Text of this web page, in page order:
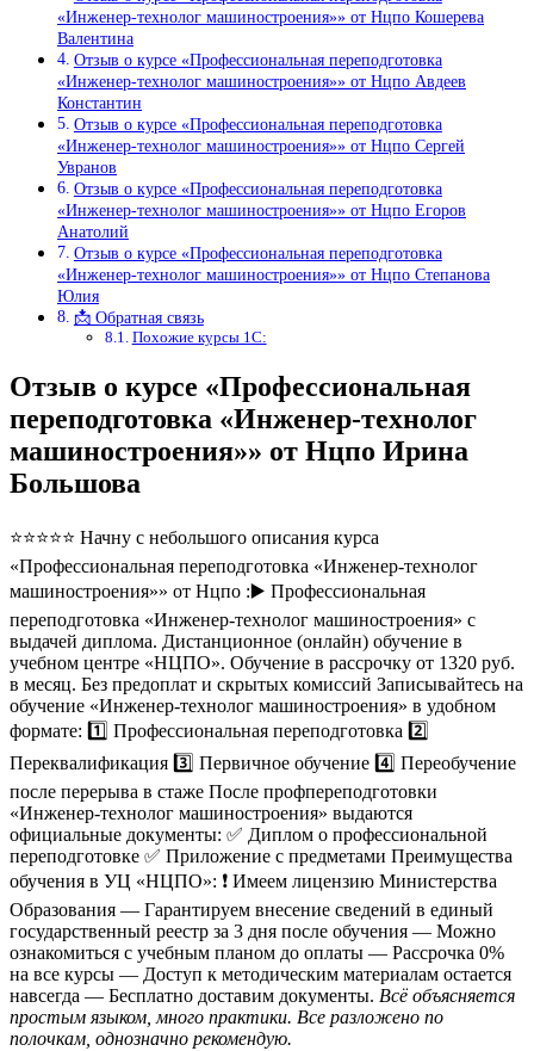
«Инженер-технолог машиностроения»» от Нцпо Кошерева
Валентина
Отзыв о курсе «Профессиональная переподготовка
«Инженер-технолог машиностроения»» от Нцпо Авдеев
Константин
Отзыв о курсе «Профессиональная переподготовка
«Инженер-технолог машиностроения»» от Нцпо Сергей
Увранов
Отзыв о курсе «Профессиональная переподготовка
«Инженер-технолог машиностроения»» от Нцпо Егоров
Анатолий
Отзыв о курсе «Профессиональная переподготовка
«Инженер-технолог машиностроения»» от Нцпо Степанова
Юлия
📩 Обратная связь
Похожие курсы 1С:
Отзыв о курсе «Профессиональная
переподготовка «Инженер-технолог
машиностроения»» от Нцпо Ирина
Большова
⭐⭐⭐⭐⭐ Начну с небольшого описания курса
«Профессиональная переподготовка «Инженер-технолог
машиностроения»» от Нцпо :▶️ Профессиональная
переподготовка «Инженер-технолог машиностроения» с
выдачей диплома. Дистанционное (онлайн) обучение в
учебном центре «НЦПО». Обучение в рассрочку от 1320 руб.
в месяц. Без предоплат и скрытых комиссий Записывайтесь на
обучение «Инженер-технолог машиностроения» в удобном
формате: 1️⃣ Профессиональная переподготовка 2️⃣
Переквалификация 3️⃣ Первичное обучение 4️⃣ Переобучение
после перерыва в стаже После профпереподготовки
«Инженер-технолог машиностроения» выдаются
официальные документы: ✅ Диплом о профессиональной
переподготовке ✅ Приложение с предметами Преимущества
обучения в УЦ «НЦПО»: ❗️ Имеем лицензию Министерства
Образования — Гарантируем внесение сведений в единый
государственный реестр за 3 дня после обучения — Можно
ознакомиться с учебным планом до оплаты — Рассрочка 0%
на все курсы — Доступ к методическим материалам остается
навсегда — Бесплатно доставим документы. Всё объясняется
простым языком, много практики. Все разложено по
полочкам, однозначно рекомендую.